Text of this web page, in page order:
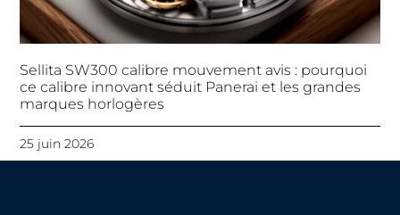
Sellita SW300 calibre mouvement avis : pourquoi
ce calibre innovant séduit Panerai et les grandes
marques horlogères
25 juin 2026